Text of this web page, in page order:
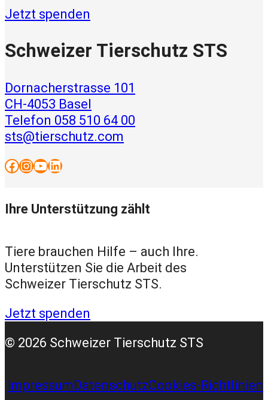
Jetzt spenden
Schweizer Tierschutz STS
Dornacherstrasse 101
CH-4053 Basel
Telefon 058 510 64 00
sts@tierschutz.com
Facebook InstagramYouTube LinkedIn
Ihre Unterstützung zählt
Tiere brauchen Hilfe – auch Ihre.
Unterstützen Sie die Arbeit des
Schweizer Tierschutz STS.
Jetzt spenden
© 2026 Schweizer Tierschutz STS
ImpressumDatenschutzCookies-Richtlinien